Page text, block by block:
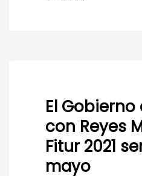
El
con Reyes
Fitur 2021
mayo